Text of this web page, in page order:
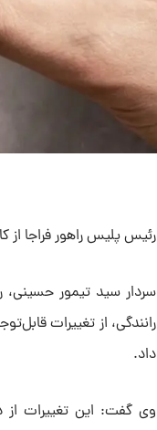
رئیس پلیس راهور فراجا از کاهش
سردار سید تیمور حسینی،
داد.